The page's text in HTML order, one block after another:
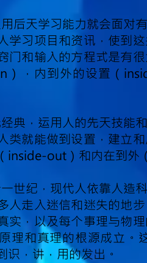
后天学习能力就会面对
学习项目和资讯，使到
门和输入的方程式是有
），内到外的设置（
典，运用人的先天技能
类就能做到设置，建立
inside-out）和内在到外
世纪，现代人依靠人造
人走入迷信和迷失的地
实，以及每个事理与物
理和真理的根源成立。
识，讲，用的发出。